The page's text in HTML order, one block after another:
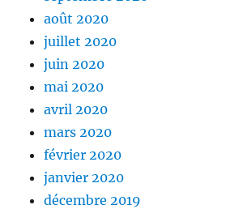
août 2020
juillet 2020
juin 2020
mai 2020
avril 2020
mars 2020
février 2020
janvier 2020
décembre 2019